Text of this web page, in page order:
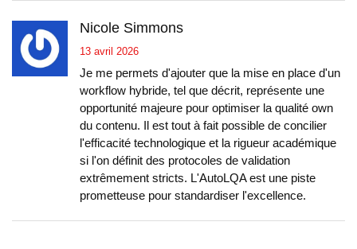
Nicole Simmons
13 avril 2026
Je me permets d'ajouter que la mise en place d'un
workflow hybride, tel que décrit, représente une
opportunité majeure pour optimiser la qualité own
du contenu. Il est tout à fait possible de concilier
l'efficacité technologique et la rigueur académique
si l'on définit des protocoles de validation
extrêmement stricts. L'AutoLQA est une piste
prometteuse pour standardiser l'excellence.